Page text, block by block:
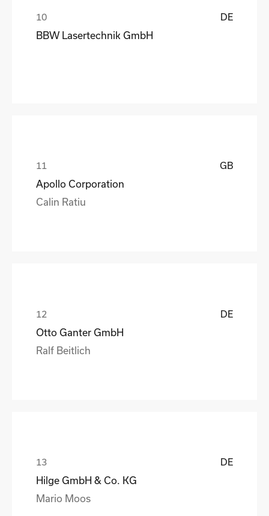
DE
BBW Lasertechnik GmbH
GB
Apollo Corporation
Calin Ratiu
DE
Otto Ganter GmbH
Ralf Beitlich
DE
Hilge GmbH & Co. KG
Mario Moos